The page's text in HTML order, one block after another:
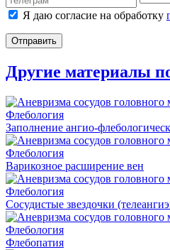
Я даю согласие на обработку
Отправить
Другие материалы
Флебология
Заполнение ангио-
Флебология
Варикозное расширение вен
Флебология
Сосудистые звездочки
Флебология
Флебопатия